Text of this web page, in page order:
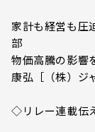
家計も経営も圧
部
物価高騰の影響
康弘［（株）ジ
◇リレー連載伝